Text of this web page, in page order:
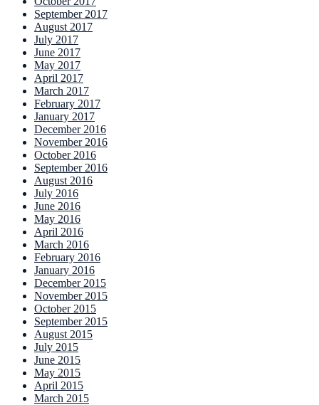
September 2017
August 2017
July 2017
June 2017
May 2017
April 2017
March 2017
February 2017
January 2017
December 2016
November 2016
October 2016
September 2016
August 2016
July 2016
June 2016
May 2016
April 2016
March 2016
February 2016
January 2016
December 2015
November 2015
October 2015
September 2015
August 2015
July 2015
June 2015
May 2015
April 2015
March 2015